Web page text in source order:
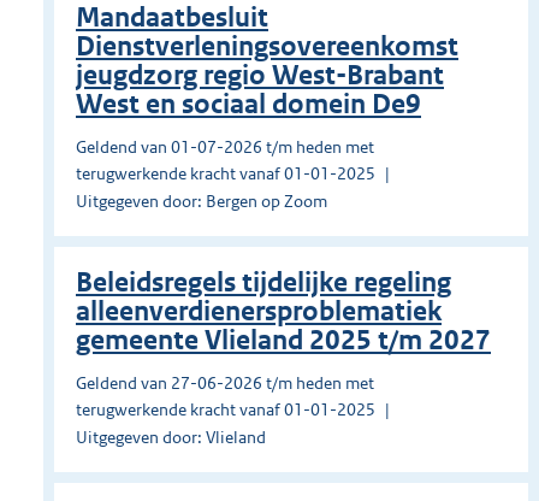
Mandaatbesluit
Dienstverleningsovereenkomst
jeugdzorg regio West-Brabant
West en sociaal domein De9
Geldend van 01-07-2026 t/m heden met
terugwerkende kracht vanaf 01-01-2025
Uitgegeven door: Bergen op Zoom
Beleidsregels tijdelijke regeling
alleenverdienersproblematiek
gemeente Vlieland 2025 t/m 2027
Geldend van 27-06-2026 t/m heden met
terugwerkende kracht vanaf 01-01-2025
Uitgegeven door: Vlieland